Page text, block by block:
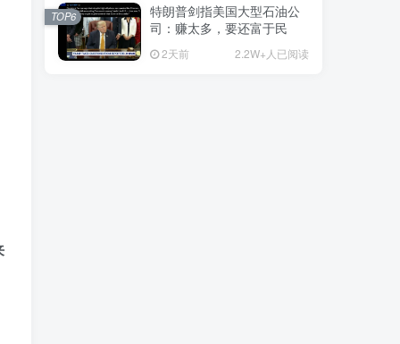
特朗普剑指美国大型石油公
司：赚太多，要还富于民
2天前 2.2W+人已阅读
TOP6